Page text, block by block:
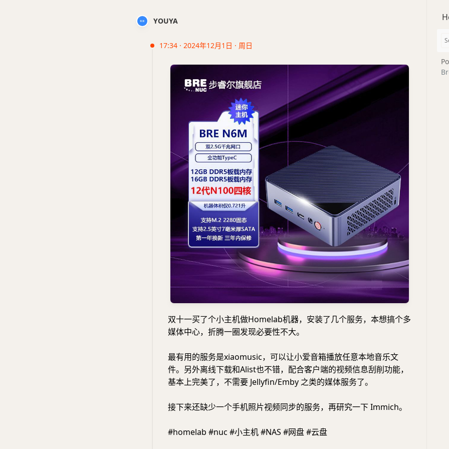
YOUYA
17:34 · 2024年12月1日 · 周日
双十一买了个小主机做Homelab机器，安装了几个服务，本想搞个多
媒体中心，折腾一圈发现必要性不大。
最有用的服务是xiaomusic，可以让小爱音箱播放任意本地音乐文
件。另外离线下载和Alist也不错，配合客户端的视频信息刮削功能，
基本上完美了，不需要 Jellyfin/Emby 之类的媒体服务了。
接下来还缺少一个手机照片视频同步的服务，再研究一下 Immich。
#homelab #nuc #小主机 #NAS #网盘 #云盘